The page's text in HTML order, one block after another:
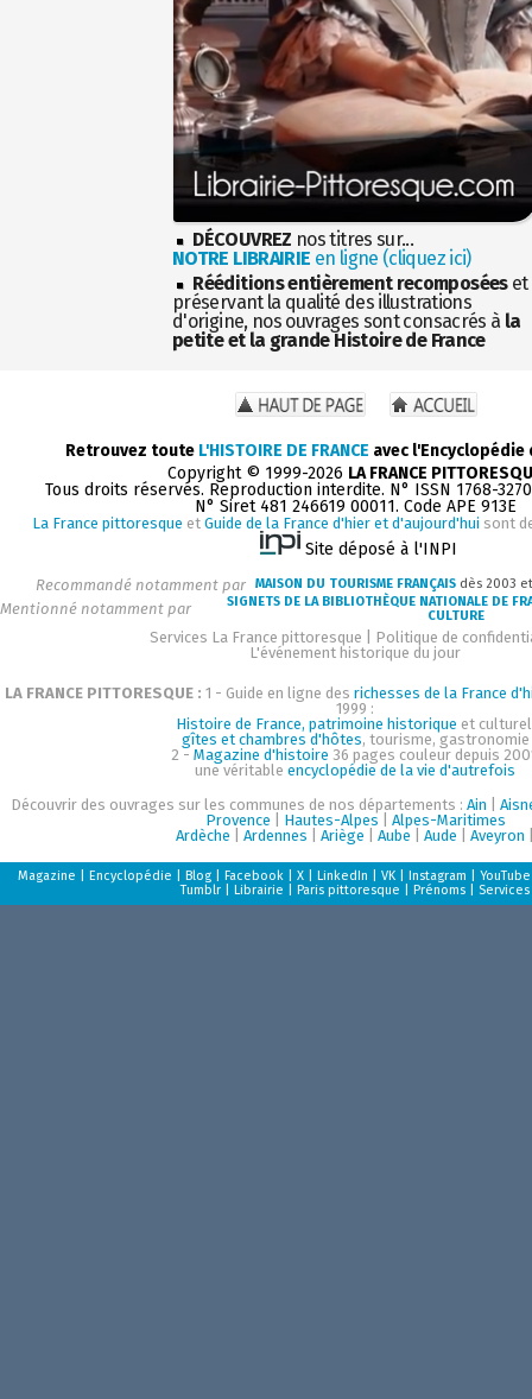
DÉCOUVREZ nos titres sur...
NOTRE LIBRAIRIE en ligne (cliquez ici)
Rééditions entièrement recomposéeset
préservant la qualité des illustrations
d'origine, nos ouvrages sont consacrés à la
petite et la grande Histoire de France
Retrouvez toute L'HISTOIRE DE FRANCE avec
Copyright © 1999-2026 LA FRANCE
Tous droits réservés. Reproduction interdite. N° ISSN 1768-
N° Siret 481 246619 00011. Code APE 913E
La France pittoresque et Guide de la France d'hier et d'aujourd'hui sont
Site déposé à l'INPI
Recommandé notamment par MAISON DU TOURISME FRANÇAIS dès 2003
Mentionné notamment par
SIGNETS DE LA BIBLIOTHÈQUE NATIONALE DE
CULTURE
Services La France pittoresque
Politique de
L'événement historique du jour
LA FRANCE PITTORESQUE : 1 - Guide en ligne des richesses de la France
1999 :
Histoire de France, patrimoine historique et
gîtes et chambres d'hôtes, tourisme, gastronomie
2 - Magazine d'histoire 36 pages couleur depuis
une véritableencyclopédie de la vie d'autrefois
Découvrir des ouvrages sur les communes de nos départements :Ain |
Provence
Hautes-Alpes
Alpes-Maritimes
Ardèche |Ardennes |Ariège |Aube |Aude |Aveyron
Magazine |Encyclopédie |Blog |Facebook |X |LinkedIn |VK |Instagram |YouTube
Tumblr |Librairie |Paris pittoresque |Prénoms Services